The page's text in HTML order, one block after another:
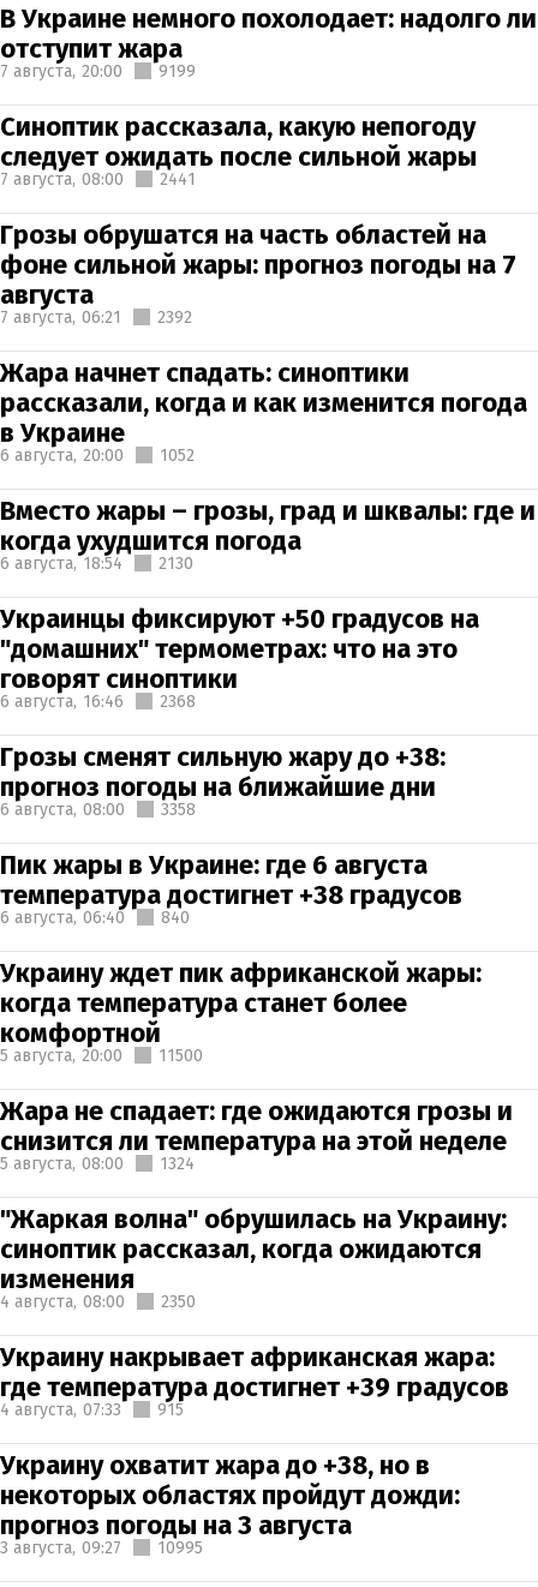
В Украине немного похолодает: надолго ли
отступит жара
7 августа, 20:00 9199
Синоптик рассказала, какую непогоду
следует ожидать после сильной жары
7 августа, 08:00 2441
Грозы обрушатся на часть областей на
фоне сильной жары: прогноз погоды на 7
августа
7 августа, 06:21 2392
Жара начнет спадать: синоптики
рассказали, когда и как изменится погода
в Украине
6 августа, 20:00 1052
Вместо жары – грозы, град и шквалы: где и
когда ухудшится погода
6 августа, 18:54 2130
Украинцы фиксируют +50 градусов на
"домашних" термометрах: что на это
говорят синоптики
6 августа, 16:46 2368
Грозы сменят сильную жару до +38:
прогноз погоды на ближайшие дни
6 августа, 08:00 3358
Пик жары в Украине: где 6 августа
температура достигнет +38 градусов
6 августа, 06:40 840
Украину ждет пик африканской жары:
когда температура станет более
комфортной
5 августа, 20:00 11500
Жара не спадает: где ожидаются грозы и
снизится ли температура на этой неделе
5 августа, 08:00 1324
"Жаркая волна" обрушилась на Украину:
синоптик рассказал, когда ожидаются
изменения
4 августа, 08:00 2350
Украину накрывает африканская жара:
где температура достигнет +39 градусов
4 августа, 07:33 915
Украину охватит жара до +38, но в
некоторых областях пройдут дожди:
прогноз погоды на 3 августа
3 августа, 09:27 10995